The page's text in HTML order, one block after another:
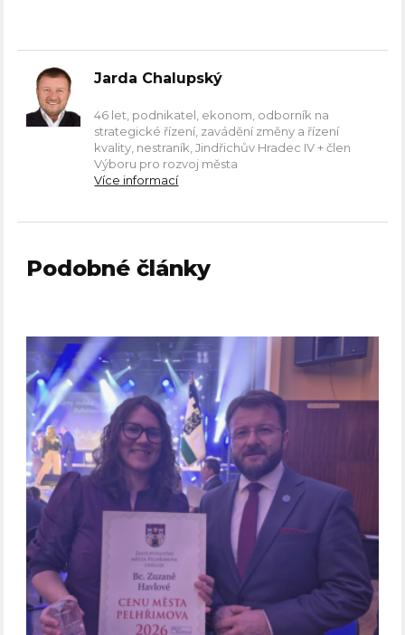
Jarda Chalupský
46 let, podnikatel, ekonom, odborník na
strategické řízení, zavádění změny a řízení
kvality, nestraník, Jindřichův Hradec IV + člen
Výboru pro rozvoj města
Více informací
Podobné články